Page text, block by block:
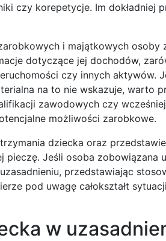
czy korepetycje. Im dokładniej
i majątkowych osoby
dotyczące jej dochodów,
czy innych aktywów.
na to nie wskazuje, warto
zawodowych czy
możliwości zarobkowe.
dziecka oraz
Jeśli osoba zobowiązana
przedstawiając
pod uwagę całokształt
w